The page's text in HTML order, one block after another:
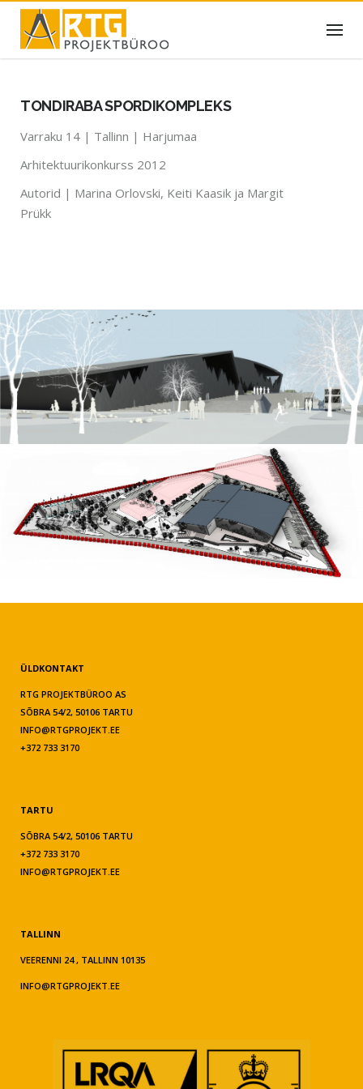
Skip
content
TONDIRABA SPORDIKOMPLEKS
Varraku 14 | Tallinn | Harjumaa
Arhitektuurikonkurss 2012
Autorid | Marina Orlovski, Keiti Kaasik ja Margit
Prükk
ÜLDKONTAKT
RTG PROJEKTBÜROO AS
SÕBRA 54/2, 50106 TARTU
INFO@RTGPROJEKT.EE
+372 733 3170
TARTU
SÕBRA 54/2, 50106 TARTU
+372 733 3170
INFO@RTGPROJEKT.EE
TALLINN
VEERENNI 24 , TALLINN 10135
INFO@RTGPROJEKT.EE